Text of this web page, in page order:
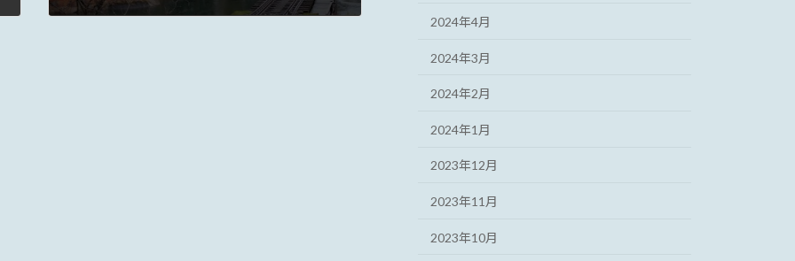
2024年4月
2024年3月
2024年2月
2024年1月
2023年12月
2023年11月
2023年10月